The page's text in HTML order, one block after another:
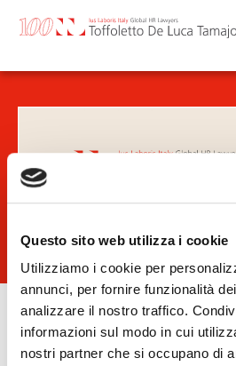
Questo sito web utilizza i cookie
Utilizziamo i cookie per
annunci, per fornire funzionalità
analizzare il nostro traffico.
informazioni sul modo in cui
nostri partner che si occupano di
Home»Learn & Connect»